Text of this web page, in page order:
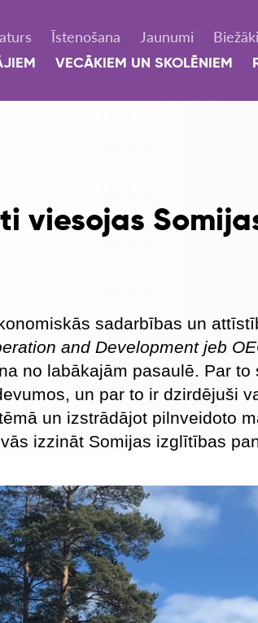
Īstenošana Jaunumi
VECĀKIEM UN SKOLĒNIEM
viesojas
sadarbības un
and Development jeb
no labākajām pasaulē. Par
un par to ir dzirdējuši
un izstrādājot pilnveidoto
izzināt Somijas izglītības